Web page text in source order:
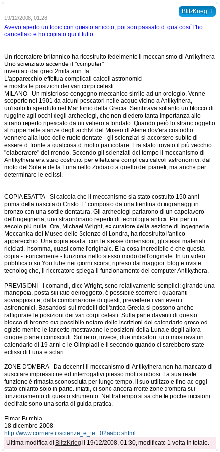
BlitzKrieg ↓
19/12/2008, 01:28
Avevo aperto un topic con questo articolo, poi son passato di qua cosi` l'ho
cancellato e ho copiato qui il tutto
Un ricercatore britannico ha ricostruito fedelmente il meccanismo di Antikythera
Uno scienziato accende il "computer"
inventato dai greci 2mila anni fa
L'apparecchio effettua complicati calcoli astronomici
e mostra le posizioni dei vari corpi celesti
MILANO - Un misterioso congegno meccanico simile ad un orologio. Venne
scoperto nel 1901 da alcuni pescatori nelle acque vicino a Antikythera,
un'isolotto sperduto nel Mar Ionio della Grecia. Sembrava soltanto un blocco di
ruggine agli occhi degli archeologi, che non diedero tanta importanza allo
strano reperto ripescato da un veliero affondato. Quando però lo strano oggetto
si ruppe nelle stanze degli archivi del Museo di Atene dov'era custodito
vennero alla luce delle ruote dentate - gli scienziati si accorsero subito di
essere di fronte a qualcosa di molto particolare. Era stato trovato il più vecchio
"elaboratore" del mondo. Secondo gli scienziati del tempo il meccanismo di
Antikythera era stato costruito per effettuare complicati calcoli astronomici: dal
moto del Sole e della Luna nello Zodiaco a quello dei pianeti, ma anche per
determinare le eclissi.
COPIA ESATTA - Si calcola che il meccanismo sia stato costruito 150 anni
prima della nascita di Cristo. E' composto da una trentina di ingranaggi in
bronzo con una sottile dentatura. Gli archeologi parlarono di un capolavoro
dell'ingegneria, uno straordinario reperto di tecnologia antica. Poi per un
secolo più nulla. Ora, Michael Wright, ex curatore della sezione di Ingegneria
Meccanica del Museo delle Scienze di Londra, ha ricostruito l'antico
apparecchio. Una copia esatta: con le stesse dimensioni, gli stessi materiali
riciclati. Insomma, quasi come l'originale. E la cosa incredibile è che questa
copia - teoricamente - funziona nello stesso modo dell'originale. In un video
pubblicato su YouTube nei giorni scorsi, ripreso dai maggiori blog e riviste
tecnologiche, il ricercatore spiega il funzionamento del computer Antikythera.
PREVISIONI - I comandi, dice Wright, sono relativamente semplici: girando una
manopola, posta sul lato dell'oggetto, è possibile scorrere i quadranti
sovrapposti e, dalla combinazione di questi, prevedere i vari eventi
astronomici. Basandosi sui modelli dell'antica Grecia si possono anche
raffigurare le posizioni dei vari corpi celesti. Sulla parte davanti di questo
blocco di bronzo era possibile notare delle iscrizioni del calendario greco ed
egizio mentre le lancette mostravano le posizioni della Luna e degli allora
cinque pianeti conosciuti. Sul retro, invece, due indicatori: uno mostrava un
calendario di 19 anni e le Olimpiadi e il secondo quando ci sarebbero state
eclissi di Luna e solari.
ZONE D'OMBRA - Da decenni il meccanismo di Antikythera non ha mancato di
suscitare impressione ed interrogativi presso molti studiosi. La sua reale
funzione è rimasta sconosciuta per lungo tempo, il suo utilizzo e fino ad oggi
stato chiarito solo in parte. Infatti, ci sono ancora molte zone d'ombra sul
funzionamento di questo strumento. Nel frattempo si sa che le poche incisioni
decifrate sono una sorta di guida pratica.
Elmar Burchia
18 dicembre 2008
http://www.corriere.it/scienze_e_te...02aabc.shtml
Ultima modifica di BlitzKrieg il 19/12/2008, 01:30, modificato 1 volta in totale.